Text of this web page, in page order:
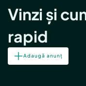
Vinzi și
rapid
Adaugă anunț